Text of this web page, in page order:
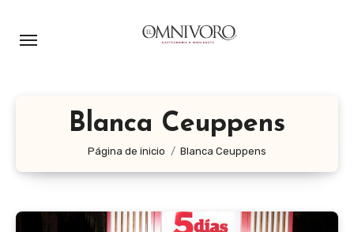
Blanca Ceuppens
Página de inicio Blanca Ceuppens